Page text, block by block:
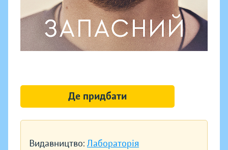
Видавництво: Лабораторія
Де придбати